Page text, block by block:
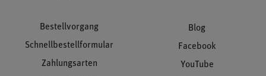
Bestellvorgang
Schnellbestellformular
Zahlungsarten
Blog
Facebook
YouTube